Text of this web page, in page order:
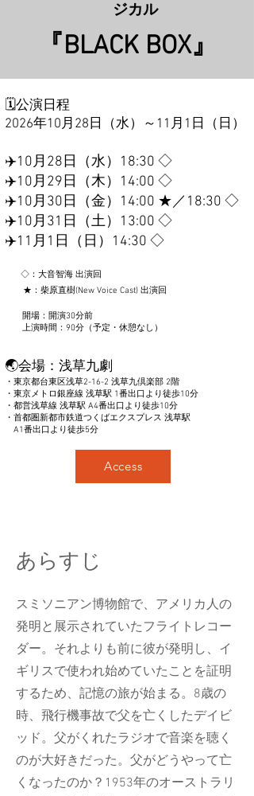
『BLACK BOX』
ジカル
🗓️公演日程
2026年10月28日（水）～11月1日（日）
✈️10月28日（水）18:30 ◇
✈️10月29日（木）14:00 ◇
✈️10月30日（金）14:00 ★／18:30 ◇
✈️10月31日（土）13:00 ◇
✈️11月1日（日）14:30 ◇
◇：大音智海 出演回
★：柴原直樹(New Voice Cast) 出演回
開場：開演30分前
上演時間：90分（予定・休憩なし）
🌏会場：浅草九劇
・東京都台東区浅草2-16-2 浅草九倶楽部 2階
・東京メトロ銀座線 浅草駅 1番出口より徒歩10分
・都営浅草線 浅草駅 A4番出口より徒歩10分
・首都圏新都市鉄道つくばエクスプレス 浅草駅
A1番出口より徒歩5分
Access
あらすじ
スミソニアン博物館で、アメリカ人の
発明と展示されていたフライトレコー
ダー。それよりも前に彼が発明し、イ
ギリスで使われ始めていたことを証明
するため、記憶の旅が始まる。8歳の
時、飛行機事故で父を亡くしたデイビ
ッド。父がくれたラジオで音楽を聴く
のが大好きだった。父がどうやって亡
くなったのか？1953年のオーストラリ